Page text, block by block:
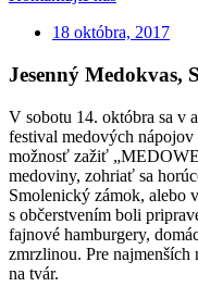
18 októbra, 2017
Jesenný Medokvas,
V sobotu 14. októbra sa v
festival medových
možnosť zažiť
medoviny, zohriať sa
Smolenický zámok, alebo
s občerstvením boli
fajnové hamburgery,
zmrzlinou. Pre
na tvár.